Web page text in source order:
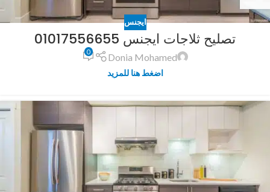
ايجنس
تصليح ثلاجات ايجنس 01017556655
Donia Mohamed
0
اضغط هنا للمزيد